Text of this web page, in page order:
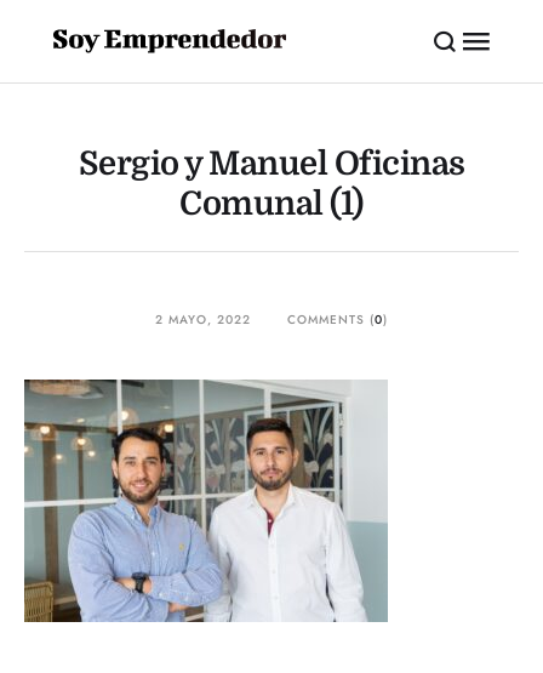
Sergio y Manuel Oficinas
Comunal (1)
2 MAYO, 2022 COMMENTS (0)